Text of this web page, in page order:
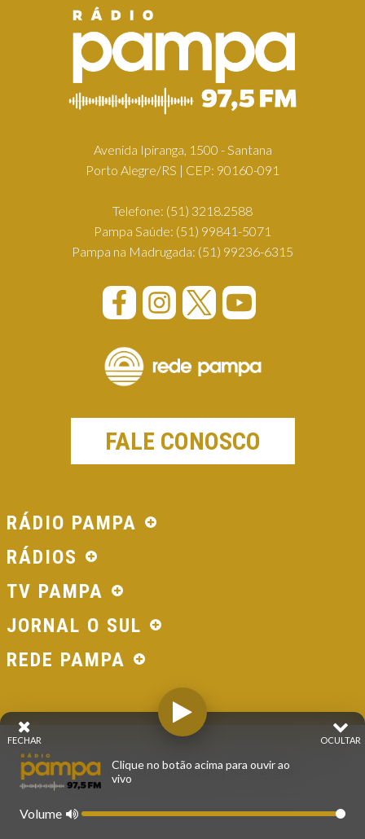
Avenida Ipiranga, 1500 - Santana
Porto Alegre/RS | CEP: 90160-091
Telefone: (51) 3218.2588
Pampa Saúde: (51) 99841-5071
Pampa na Madrugada: (51) 99236-6315
FALE CONOSCO
RÁDIO PAMPA
RÁDIOS
TV PAMPA
JORNAL O SUL
REDE PAMPA
© 2026 - Direitos Reservados - Rádio Pampa - Rede
Pampa de Comunicação | RS - Brasil.
OCULTAR
FECHAR
Clique no botão acima para ouvir ao
vivo
Volume